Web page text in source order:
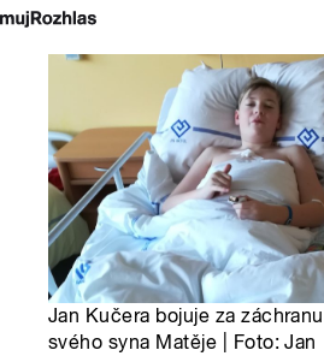
Jan Kučera bojuje za záchranu
svého syna Matěje | Foto: Jan